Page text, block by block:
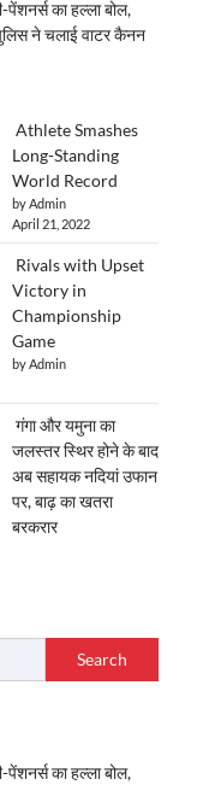
पेंशनर्स का हल्ला बोल,
ने चलाई वाटर कैनन
Athlete Smashes
Long-Standing
World Record
by Admin
April 21, 2022
Rivals with Upset
Victory in
Championship
Game
by Admin
गंगा और यमुना का
जलस्तर स्थिर होने के बाद
अब सहायक नदियां उफान
पर, बाढ़ का खतरा
बरकरार
Search
पेंशनर्स का हल्ला बोल,